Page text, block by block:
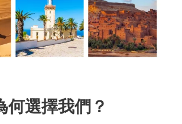
何選擇我們？